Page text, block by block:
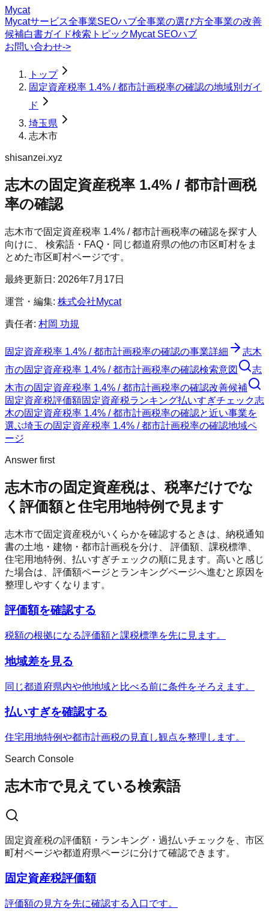
Mycat
Mycatサービス全事業SEOハブ全事業の選び方全事業の改善
候補白書ガイド検索トピック Mycat SEOハブ
お問い合わせ->
トップ
固定資産税率 1.4% / 都市計画税率の確認の地域別ガイ
ド
埼玉県
志木市
shisanzei.xyz
志木の固定資産税率 1.4% / 都市計画税
率の確認
志木市で固定資産税率 1.4% / 都市計画税率の確認を探す人
向けに、 検索語・FAQ・同じ都道府県の他の市区町村をま
とめた市区町村ページです。
最終更新日: 2026年7月17日
運営・編集: 株式会社Mycat
責任者: 村岡 功規
固定資産税率 1.4% / 都市計画税率の確認の事業詳細
志木
市の固定資産税率 1.4% / 都市計画税率の確認検索意図
志
木市の固定資産税率 1.4% / 都市計画税率の確認改善候補
固定資産税評価額固定資産税ランキング払いすぎチェック志
木の固定資産税率 1.4% / 都市計画税率の確認と近い事業を
選ぶ埼玉の固定資産税率 1.4% / 都市計画税率の確認地域ペ
ージ
Answer first
志木市の固定資産税は、税率だけでな
く評価額と住宅用地特例で見ます
志木市で固定資産税がいくらかを確認するときは、納税通知
書の土地・建物・都市計画税を分け、 評価額、課税標準、
住宅用地特例、払いすぎチェックの順に見ます。高いと感じ
た場合は、評価額ページとランキングページへ進むと原因を
整理しやすくなります。
評価額を確認する
税額の根拠になる評価額と課税標準を先に見ます。
地域差を見る
同じ都道府県内や他地域と比べる前に条件をそろえます。
払いすぎを確認する
住宅用地特例や都市計画税の見直し観点を整理します。
Search Console
志木市で見えている検索語
固定資産税の評価額・ランキング・過払いチェックを、市区
町村ページや都道府県ページに分けて確認できます。
固定資産税評価額
評価額の見方を先に確認する入口です。